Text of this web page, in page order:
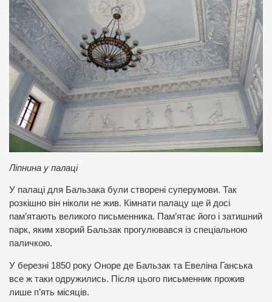
Ліпнина у палаці
У палаці для Бальзака були створені суперумови. Так
розкішно він ніколи не жив. Кімнати палацу ще й досі
пам’ятають великого письменника. Пам’ятає його і затишний
парк, яким хворий Бальзак прогулювався із спеціальною
паличкою.
У березні 1850 року Оноре де Бальзак та Евеліна Ганська
все ж таки одружились. Після цього письменник прожив
лише п’ять місяців.